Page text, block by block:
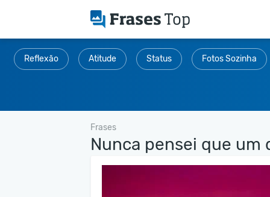
Reflexão Atitude Status Fotos Sozinha
Frases
Nunca pensei que um